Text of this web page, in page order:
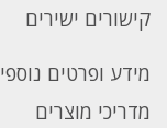
קישורים ישירים
מידע ופרטים
מדריכי מוצרים